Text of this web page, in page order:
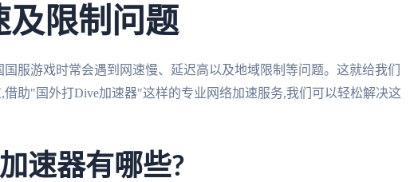
及限制问题
服游戏时常会遇到网速慢、延迟高以及地域限制等问题。这就给我们
助"国外打Dive加速器"这样的专业网络加速服务,我们可以轻松解决这
速器有哪些?